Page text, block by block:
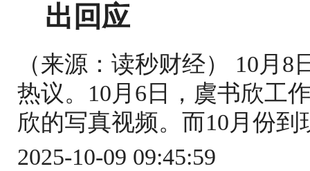
出回应
（来源：读秒财经） 10月
热议。10月6日，虞书欣工
欣的写真视频。而10月份
2025-10-09 09:45:59